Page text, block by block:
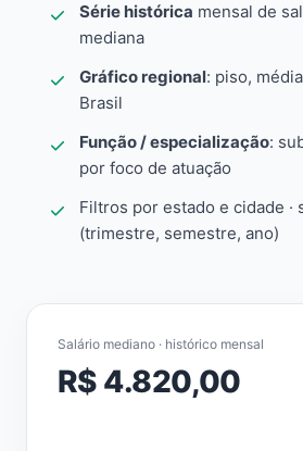
Série histórica mensal de
mediana
Gráfico regional: piso,
Brasil
Função / especialização:
por foco de atuação
Filtros por estado e cidade
(trimestre, semestre, ano)
Salário mediano · histórico mensal
R$ 4.820,00